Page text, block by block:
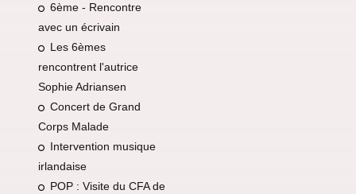
6ème - Rencontre
avec un écrivain
Les 6èmes
rencontrent l'autrice
Sophie Adriansen
Concert de Grand
Corps Malade
Intervention musique
irlandaise
POP : Visite du CFA de